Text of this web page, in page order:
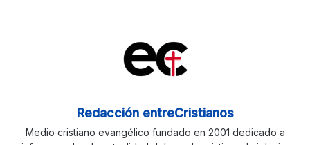
Redacción entreCristianos
Medio cristiano evangélico fundado en 2001 dedicado a